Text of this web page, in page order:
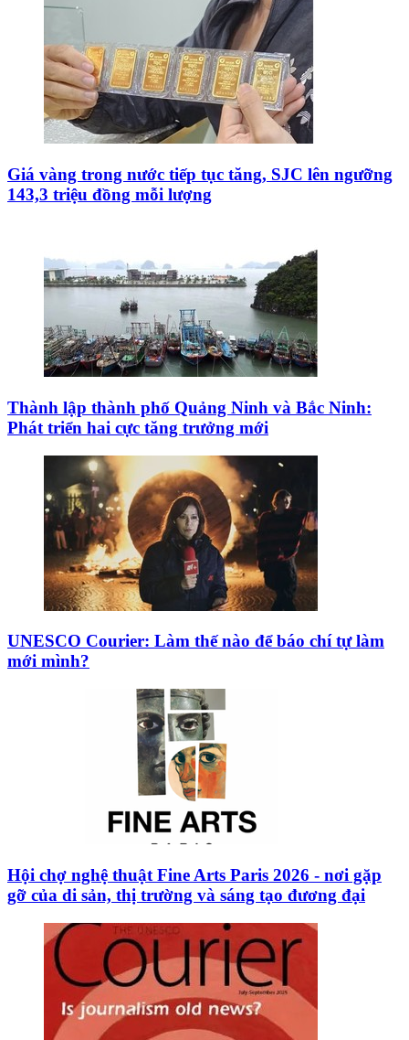
Giá vàng trong nước tiếp tục tăng, SJC lên ngưỡng
143,3 triệu đồng mỗi lượng
Thành lập thành phố Quảng Ninh và Bắc Ninh:
Phát triển hai cực tăng trưởng mới
UNESCO Courier: Làm thế nào để báo chí tự làm
mới mình?
Hội chợ nghệ thuật Fine Arts Paris 2026 - nơi gặp
gỡ của di sản, thị trường và sáng tạo đương đại